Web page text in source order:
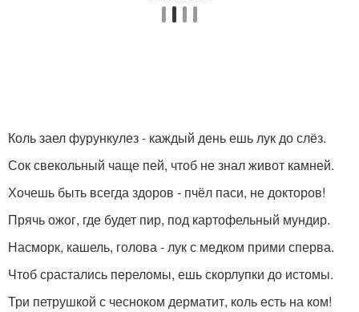
Коль заел фурункулез - каждый день ешь лук до слёз.
Сок свекольный чаще пей, чтоб не знал живот камней.
Хочешь быть всегда здоров - пчёл паси, не докторов!
Прячь ожог, где будет пир, под картофельный мундир.
Насморк, кашель, голова - лук с медком прими сперва.
Чтоб срастались переломы, ешь скорлупки до истомы.
Три петрушкой с чесноком дерматит, коль есть на ком!